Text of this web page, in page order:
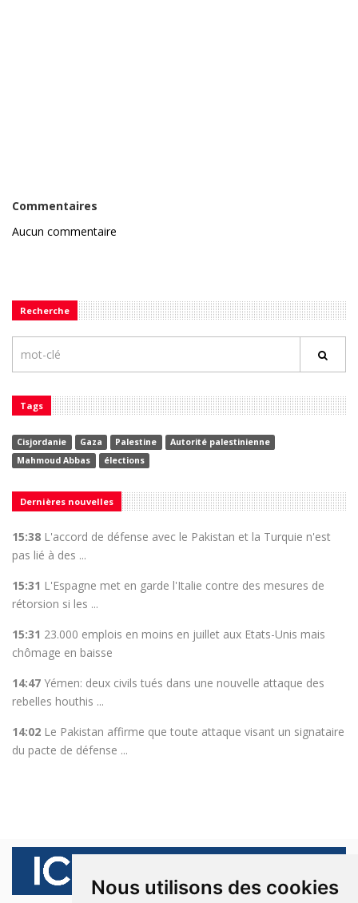
Nous utilisons des cookies
Commentaires
Aucun commentaire
Recherche
Tags
Cisjordanie Gaza Palestine
Autorité palestinienne
Mahmoud Abbas
élections
Dernières nouvelles
15:38 L'accord de défense avec le Pakistan et la Turquie n'est
pas lié à des ...
15:31 L'Espagne met en garde l'Italie contre des mesures de
rétorsion si les ...
15:31 23.000 emplois en moins en juillet aux Etats-Unis mais
chômage en baisse
14:47 Yémen: deux civils tués dans une nouvelle attaque des
rebelles houthis ...
14:02 Le Pakistan affirme que toute attaque visant un signataire
du pacte de défense ...